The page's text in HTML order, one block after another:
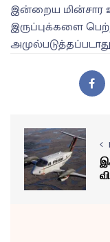
இன்றைய மின்சார
இருப்புக்களை